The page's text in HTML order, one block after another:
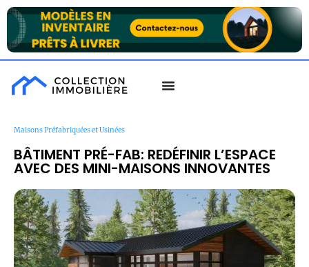
Maisons Préfabriquées et Usinées
BÂTIMENT PRÉ-FAB: REDÉFINIR L’ESPACE
AVEC DES MINI-MAISONS INNOVANTES